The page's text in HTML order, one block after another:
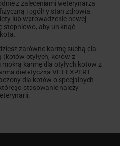
z zaleceniami weterynarza
i ogólny stan zdrowia
lub wprowadzenie nowej
stopniowo, aby uniknąć
zarówno karmę suchą dla
(kotów otyłych, kotów z
karmę dla otyłych kotów z
dietetyczna VET EXPERT
dla kotów o specjalnych
stosowanie należy